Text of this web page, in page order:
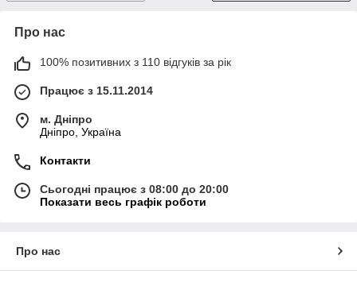
Про нас
100% позитивних з 110 відгуків за рік
Працює з 15.11.2014
м. Дніпро
Дніпро, Україна
Контакти
Сьогодні працює з 08:00 до 20:00
Показати весь графік роботи
Про нас